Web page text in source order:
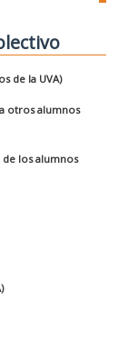
de la UVA)
otros alumnos
los alumnos